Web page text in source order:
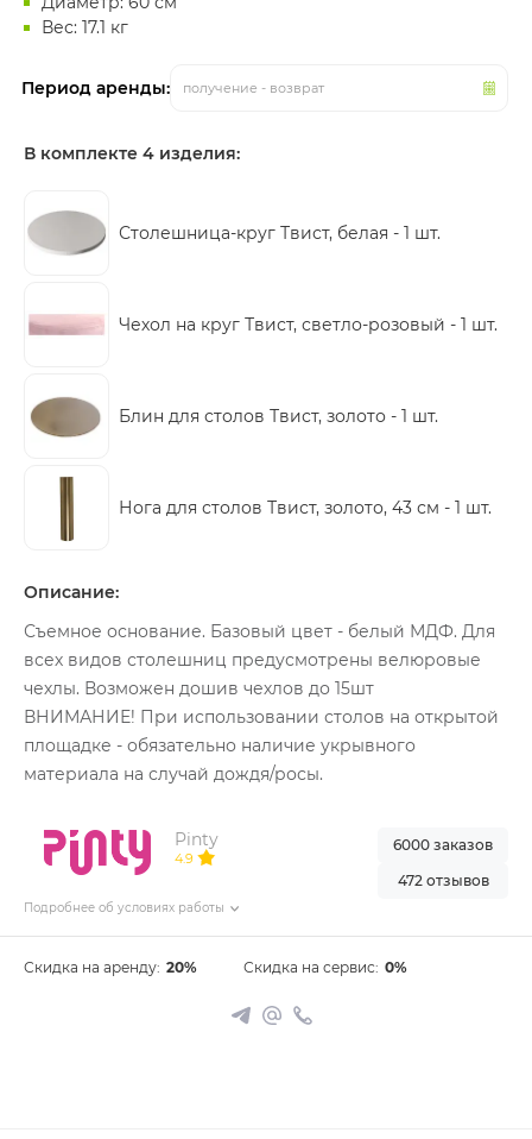
Вес: 17.1 кг
Период аренды: получение - возврат
В комплекте 4 изделия:
Столешница-круг Твист, белая - 1 шт.
Чехол на круг Твист, светло-розовый - 1 шт.
Блин для столов Твист, золото - 1 шт.
Нога для столов Твист, золото, 43 см - 1 шт.
Описание:
Съемное основание. Базовый цвет - белый МДФ. Для
всех видов столешниц предусмотрены велюровые
чехлы. Возможен дошив чехлов до 15шт
ВНИМАНИЕ! При использовании столов на открытой
площадке - обязательно наличие укрывного
материала на случай дождя/росы.
Pinty
4.9
Подробнее об условиях работы
6000 заказов
472 отзывов
Скидка на аренду: 20% Скидка на сервис: 0%